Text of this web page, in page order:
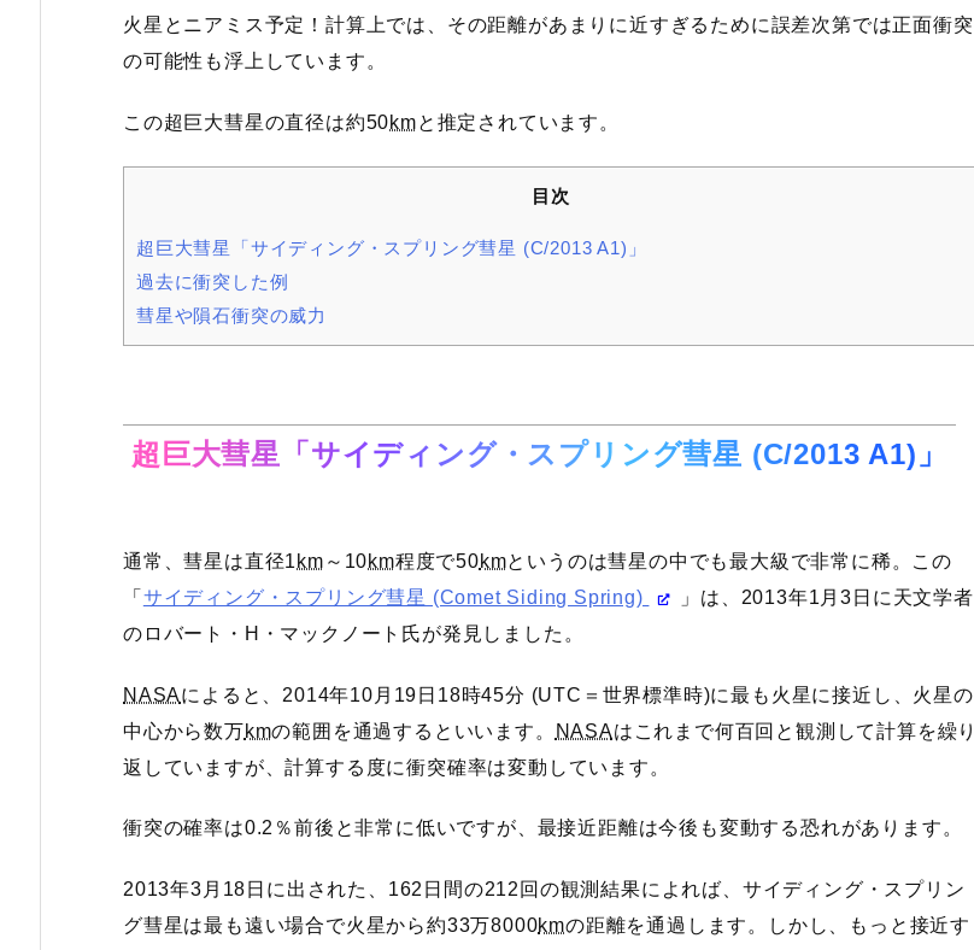
火星とニアミス予定！計算上では、その距離があまりに近すぎるために誤差次第では正面衝突
の可能性も浮上しています。
この超巨大彗星の直径は約50kmと推定されています。
目次
超巨大彗星「サイディング・スプリング彗星 (C/2013 A1)」
過去に衝突した例
彗星や隕石衝突の威力
超巨大彗星「サイディング・スプリング彗星 (C/2013 A1)」
通常、彗星は直径1 km ～10km程度で50kmというのは彗星の中でも最大級で非常に稀。この
「 サイディング・スプリング彗星 (Comet Siding Spring)
」は、2013年1月3日に天文学者
のロバート・H・マックノート氏が発見しました。
NASAによると、2014年10月19日18時45分 (UTC＝世界標準時)に最も火星に接近し、火星の
中心から数万kmの範囲を通過するといいます。 NASAはこれまで何百回と観測して計算を繰り
返していますが、計算する度に衝突確率は変動しています。
衝突の確率は0.2％前後と非常に低いですが、最接近距離は今後も変動する恐れがあります。
2013年3月18日に出された、162日間の212回の観測結果によれば、サイディング・スプリン
グ彗星は最も遠い場合で火星から約33万8000kmの距離を通過します。しかし、もっと接近す